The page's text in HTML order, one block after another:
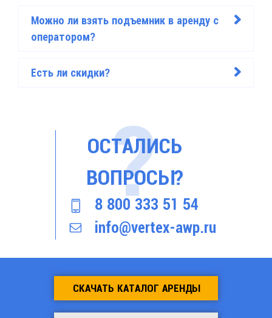
Можно ли взять подъемник в аренду с
оператором?
>
Есть ли скидки? >
ОСТАЛИСЬ
ВОПРОСЫ?
8 800 333 51 54
info@vertex-awp.ru
СКАЧАТЬ КАТАЛОГ АРЕНДЫ